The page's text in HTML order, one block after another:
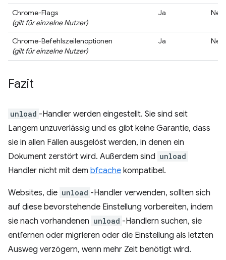
Chrome-Flags
(gilt für einzelne Nutzer)
Ja Nein
Chrome-Befehlszeilenoptionen
(gilt für einzelne Nutzer)
Ja Nein
Fazit
unload -Handler werden eingestellt. Sie sind seit
Langem unzuverlässig und es gibt keine Garantie, dass
sie in allen Fällen ausgelöst werden, in denen ein
Dokument zerstört wird. Außerdem sind unload
Handler nicht mit dem bfcache kompatibel.
Websites, die unload -Handler verwenden, sollten sich
auf diese bevorstehende Einstellung vorbereiten, indem
sie nach vorhandenen unload -Handlern suchen, sie
entfernen oder migrieren oder die Einstellung als letzten
Ausweg verzögern, wenn mehr Zeit benötigt wird.